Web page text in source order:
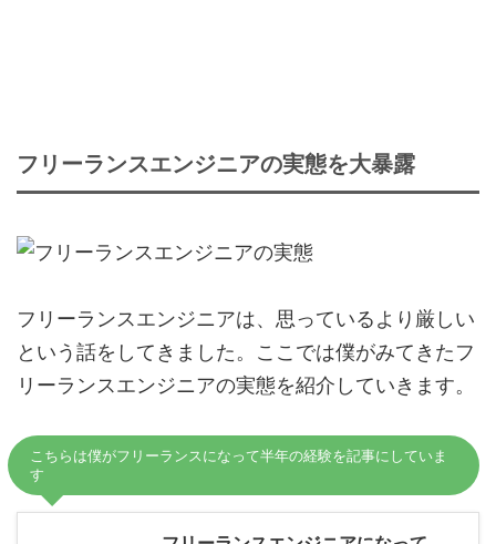
フリーランスエンジニアの実態を大暴露
フリーランスエンジニアは、思っているより厳しい
という話をしてきました。ここでは僕がみてきたフ
リーランスエンジニアの実態を紹介していきます。
こちらは僕がフリーランスになって半年の経験を記事にしていま
す